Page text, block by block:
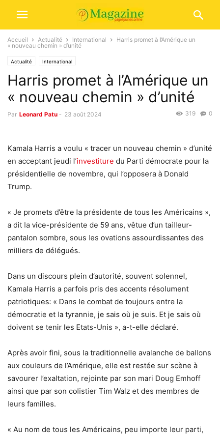
Accueil Actualité International
Harris promet à l’Amérique un
« nouveau chemin » d’unité
Actualité International
Harris promet à l’Amérique un
« nouveau chemin » d’unité
Par Leonard Patu - 23 août 2024 0
319
Kamala Harris a voulu « tracer un nouveau chemin » d’unité
en acceptant jeudi l’investiture du Parti démocrate pour la
présidentielle de novembre, qui l’opposera à Donald
Trump.
« Je promets d’être la présidente de tous les Américains »,
a dit la vice-présidente de 59 ans, vêtue d’un tailleur-
pantalon sombre, sous les ovations assourdissantes des
milliers de délégués.
Dans un discours plein d’autorité, souvent solennel,
Kamala Harris a parfois pris des accents résolument
patriotiques: « Dans le combat de toujours entre la
démocratie et la tyrannie, je sais où je suis. Et je sais où
doivent se tenir les Etats-Unis », a-t-elle déclaré.
Après avoir fini, sous la traditionnelle avalanche de ballons
aux couleurs de l’Amérique, elle est restée sur scène à
savourer l’exaltation, rejointe par son mari Doug Emhoff
ainsi que par son colistier Tim Walz et des membres de
leurs familles.
« Au nom de tous les Américains, peu importe leur parti,